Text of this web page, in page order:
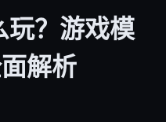
玩？游戏模
解析